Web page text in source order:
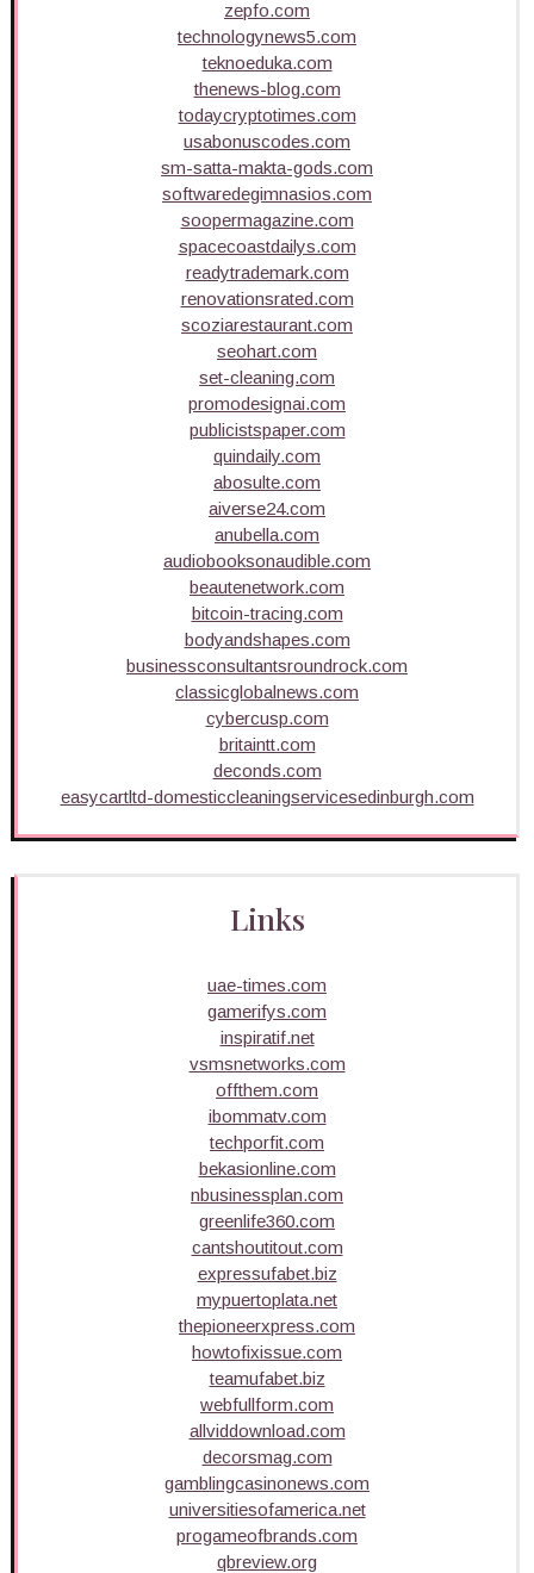
zepfo.com
technologynews5.com
teknoeduka.com
thenews-blog.com
todaycryptotimes.com
usabonuscodes.com
sm-satta-makta-gods.com
softwaredegimnasios.com
soopermagazine.com
spacecoastdailys.com
readytrademark.com
renovationsrated.com
scoziarestaurant.com
seohart.com
set-cleaning.com
promodesignai.com
publicistspaper.com
quindaily.com
abosulte.com
aiverse24.com
anubella.com
audiobooksonaudible.com
beautenetwork.com
bitcoin-tracing.com
bodyandshapes.com
businessconsultantsroundrock.com
classicglobalnews.com
cybercusp.com
britaintt.com
deconds.com
easycartltd-domesticcleaningservicesedinburgh.com
Links
uae-times.com
gamerifys.com
inspiratif.net
vsmsnetworks.com
offthem.com
ibommatv.com
techporfit.com
bekasionline.com
nbusinessplan.com
greenlife360.com
cantshoutitout.com
expressufabet.biz
mypuertoplata.net
thepioneerxpress.com
howtofixissue.com
teamufabet.biz
webfullform.com
allviddownload.com
decorsmag.com
gamblingcasinonews.com
universitiesofamerica.net
progameofbrands.com
qbreview.org